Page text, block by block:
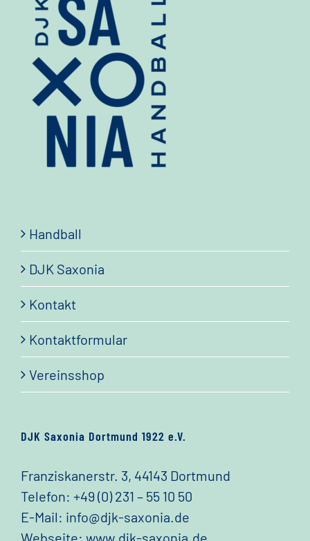
Handball
DJK Saxonia
Kontakt
Kontaktformular
Vereinsshop
DJK Saxonia Dortmund 1922 e.V.
Franziskanerstr. 3, 44143 Dortmund
Telefon: +49 (0) 231 – 55 10 50
E-Mail: info@djk-saxonia.de